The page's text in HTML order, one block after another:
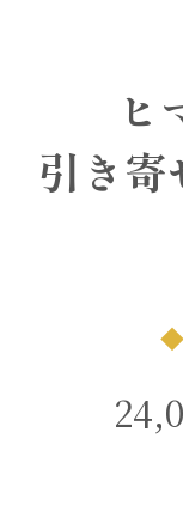
ヒ
引き寄
◆